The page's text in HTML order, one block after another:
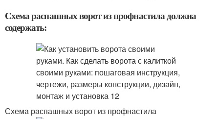
Схема распашных ворот из профнастила должна
содержать:
Схема распашных ворот из профнастила